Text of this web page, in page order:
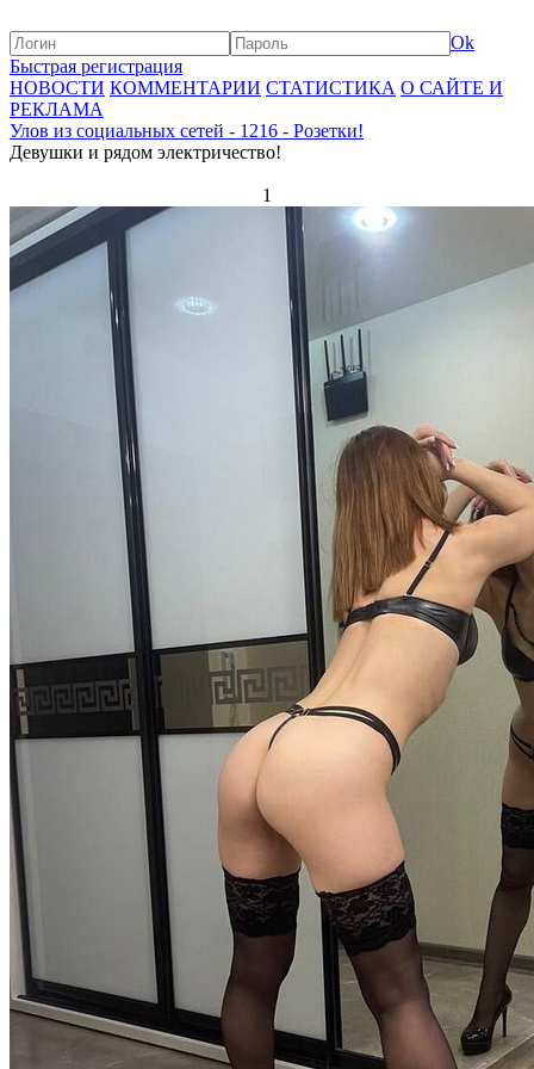
Ok
Быстрая регистрация
НОВОСТИ КОММЕНТАРИИ СТАТИСТИКА О САЙТЕ И
РЕКЛАМА
Улов из социальных сетей - 1216 - Розетки!
Девушки и рядом электричество!
1